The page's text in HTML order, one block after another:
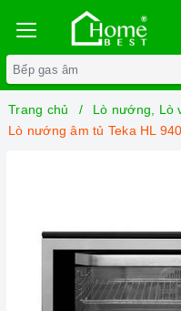
Trang chủ
Lò nướng, Lò
Lò nướng âm tủ Teka HL 940